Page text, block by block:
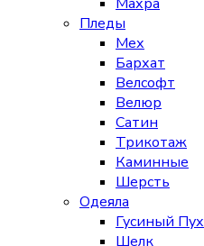
Пледы
Мех
Бархат
Велсофт
Велюр
Сатин
Трикотаж
Каминные
Шерсть
Одеяла
Гусиный Пух
Шелк